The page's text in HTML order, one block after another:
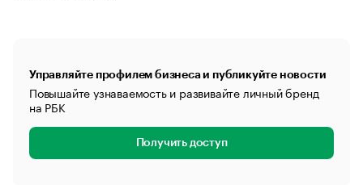
Управляйте профилем бизнеса и публикуйте новости
Повышайте узнаваемость и развивайте личный бренд
на РБК
Получить доступ